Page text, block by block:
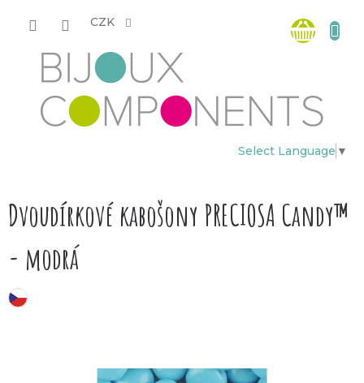
CZK
Select Language ▼
košík
Dvoudírkové kabošony PRECIOSA Candy™
- modrá